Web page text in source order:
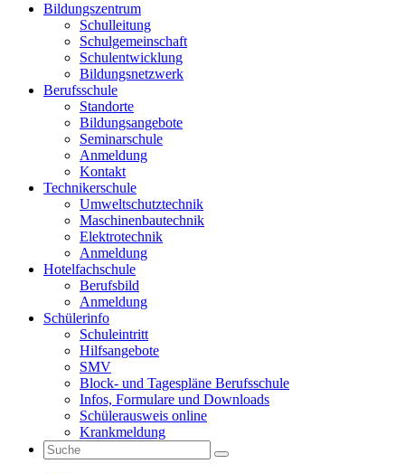
Bildungszentrum
Schulleitung
Schulgemeinschaft
Schulentwicklung
Bildungsnetzwerk
Berufsschule
Standorte
Bildungsangebote
Seminarschule
Anmeldung
Kontakt
Technikerschule
Umweltschutztechnik
Maschinenbautechnik
Elektrotechnik
Anmeldung
Hotelfachschule
Berufsbild
Anmeldung
Schülerinfo
Schuleintritt
Hilfsangebote
SMV
Block- und Tagespläne Berufsschule
Infos, Formulare und Downloads
Schülerausweis online
Krankmeldung